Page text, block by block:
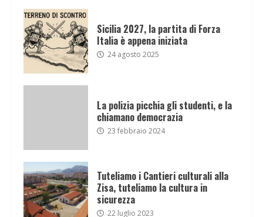
Sicilia 2027, la partita di Forza
Italia è appena iniziata
24 agosto 2025
La polizia picchia gli studenti, e la
chiamano democrazia
23 febbraio 2024
Tuteliamo i Cantieri culturali alla
Zisa, tuteliamo la cultura in
sicurezza
22 luglio 2023